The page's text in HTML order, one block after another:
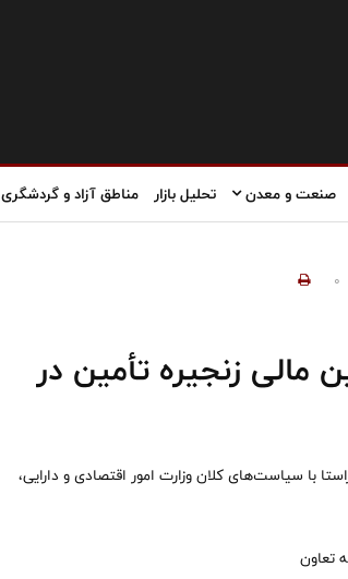
صنعت و معدن تحلیل بازار مناطق آزاد و گردشگری
0
مالی زنجیره تأمین در
با سیاست‌های کلان وزارت امور اقتصادی و دارایی،